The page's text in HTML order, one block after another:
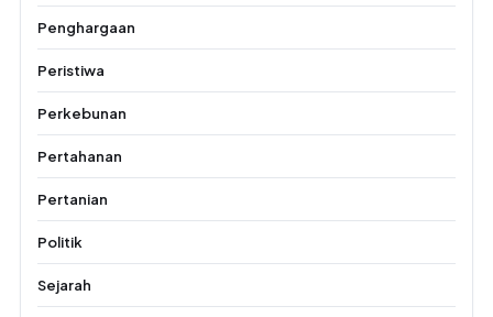
Penghargaan
Peristiwa
Perkebunan
Pertahanan
Pertanian
Politik
Sejarah